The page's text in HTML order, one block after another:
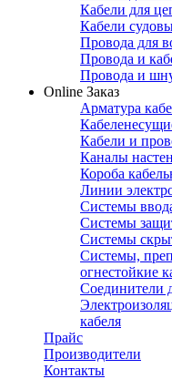
Кабели для
Кабели
Провода для
Провода и
Провода и
Online Заказ
Арматура
Кабели и
Каналы
Короба
Линии
Системы
Системы
Системы
Системы,
огнестойкие
Соединители
кабеля
Прайс
Производители
Контакты